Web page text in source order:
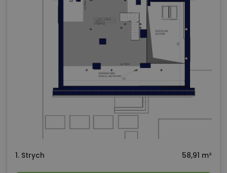
1. Strych 58,91 m²